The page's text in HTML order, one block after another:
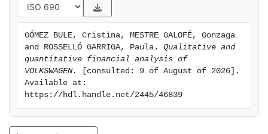
GÓMEZ BULE, Cristina, MESTRE GALOFÉ, Gonzaga
and ROSSELLÓ GARRIGA, Paula. Qualitative and
quantitative financial analysis of
VOLKSWAGEN.
[consulted: 9 of August of 2026].
Available at:
https://hdl.handle.net/2445/46839